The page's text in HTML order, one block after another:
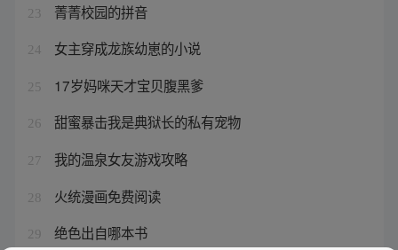
23 菁菁校园的拼音
24 女主穿成龙族幼崽的小说
25 17岁妈咪天才宝贝腹黑爹
26 甜蜜暴击我是典狱长的私有宠物
27 我的温泉女友游戏攻略
28 火统漫画免费阅读
29 绝色出自哪本书